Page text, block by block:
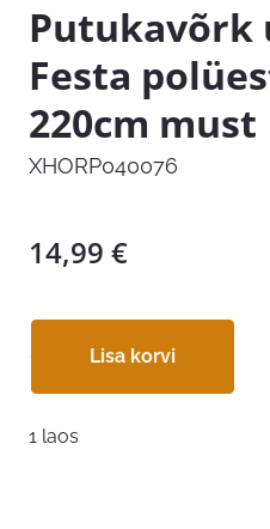
Putukavõrk
Festa
220cm must
XHORP040076
14,99 €
Lisa korvi
1 laos